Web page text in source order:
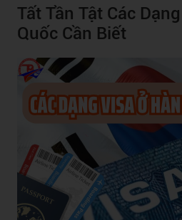
Tất Tần Tật Các
Quốc Cần Biết